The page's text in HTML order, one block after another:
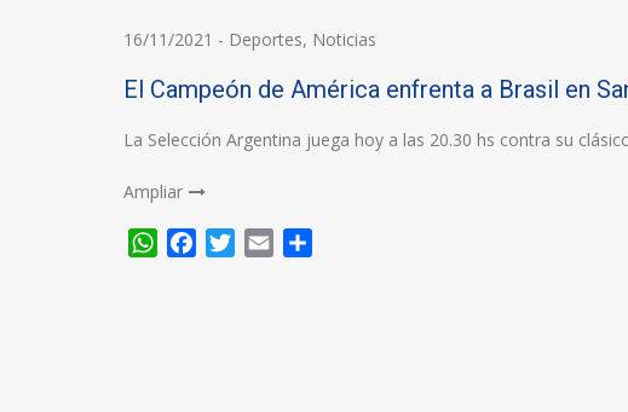
16/11/2021 - Deportes, Noticias
El Campeón de América enfrenta a Brasil en
La Selección Argentina juega hoy a las 20.30 hs contra su
Ampliar
WhatsApp
FacebookTwitter
Email